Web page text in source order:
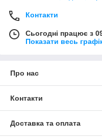
Контакти
Сьогодні працює з
Показати весь
Про нас
Контакти
Доставка та оплата